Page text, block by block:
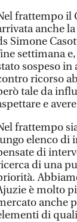
frattempo il
anche
Simone
settimana
sospeso
ricorso
tale da
e
frattempo
elenco di
di
di una
è molto
anche
di